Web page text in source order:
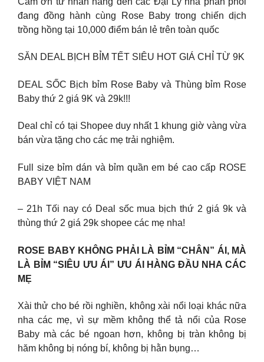
đang đồng hành cùng Rose Baby trong chiến dịch
trồng hồng tại 10,000 điểm bán lẻ trên toàn quốc
SĂN DEAL BỊCH BỈM TẾT SIÊU HOT GIÁ CHỈ TỪ 9K
DEAL SỐC Bịch bỉm Rose Baby và Thùng bỉm Rose
Baby thứ 2 giá 9K và 29k!!!
Deal chỉ có tại Shopee duy nhất 1 khung giờ vàng vừa
bán vừa tặng cho các mẹ trải nghiệm.
Full size bỉm dán và bỉm quần em bé cao cấp ROSE
BABY VIỆT NAM
– 21h Tối nay có Deal sốc mua bịch thứ 2 giá 9k và
thùng thứ 2 giá 29k shopee các mẹ nha!
ROSE BABY KHÔNG PHẢI LÀ BỈM “CHÂN” ÁI, MÀ
LÀ BỈM “SIÊU ƯU ÁI” ƯU ÁI HÀNG ĐẦU NHA CÁC
MẸ
Xài thử cho bé rồi nghiền, không xài nổi loại khác nữa
nha các mẹ, vì sự mềm không thể tả nổi của Rose
Baby mà các bé ngoan hơn, không bị tràn không bị
hăm không bị nóng bí, không bị hằn bụng…